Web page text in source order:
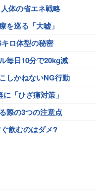
体の省エネ戦略
を巡る「大嘘」
ロ体型の秘密
毎日10分で20kg減
しかねないNG行動
「ひざ痛対策」
際の3つの注意点
飲むのはダメ?